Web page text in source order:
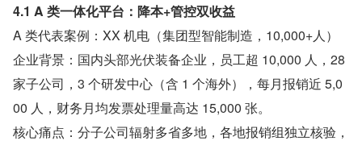
4.1 A 类一体化平台：降本+管控双收益
A 类代表案例：XX 机电（集团型智能制造，10,000+人）
企业背景：国内头部光伏装备企业，员工超 10,000 人，28
家子公司，3 个研发中心（含 1 个海外），每月报销近 5,0
00 人，财务月均发票处理量高达 15,000 张。
核心痛点：分子公司辐射多省多地，各地报销组独立核验，